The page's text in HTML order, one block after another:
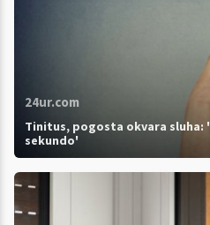
24ur.com
Tinitus, pogosta okvara sluha:
sekundo'